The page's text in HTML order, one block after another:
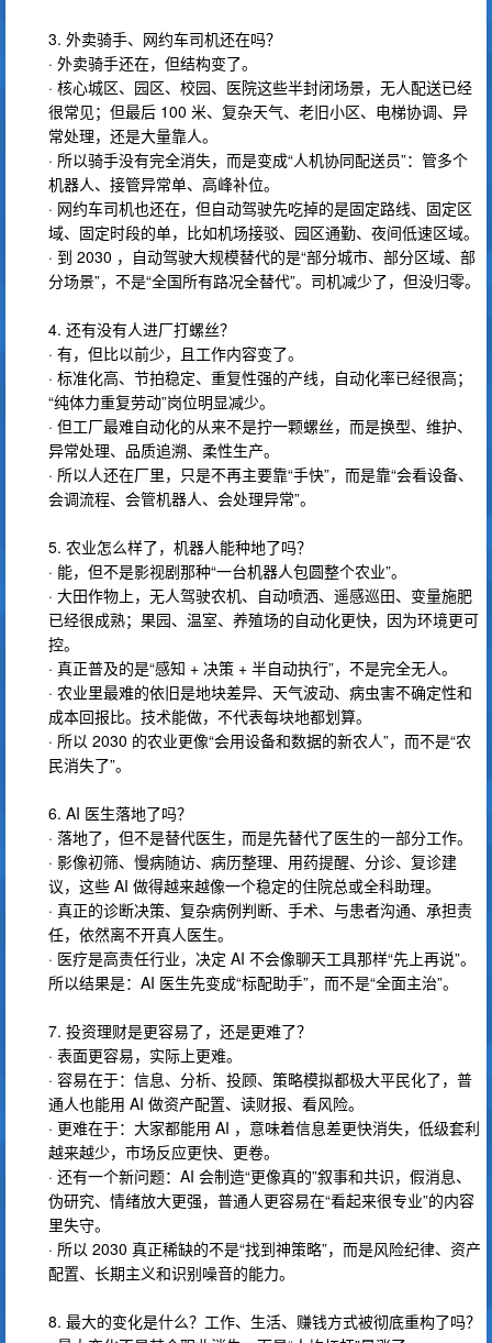
3. 外卖骑手、网约车司机还在吗？
· 外卖骑手还在，但结构变了。
· 核心城区、园区、校园、医院这些半封闭场景，无人配送已经
很常见；但最后 100 米、复杂天气、老旧小区、电梯协调、异
常处理，还是大量靠人。
· 所以骑手没有完全消失，而是变成“人机协同配送员”：管多个
机器人、接管异常单、高峰补位。
· 网约车司机也还在，但自动驾驶先吃掉的是固定路线、固定区
域、固定时段的单，比如机场接驳、园区通勤、夜间低速区域。
· 到 2030 ，自动驾驶大规模替代的是“部分城市、部分区域、部
分场景”，不是“全国所有路况全替代”。司机减少了，但没归零。
4. 还有没有人进厂打螺丝？
· 有，但比以前少，且工作内容变了。
· 标准化高、节拍稳定、重复性强的产线，自动化率已经很高；
“纯体力重复劳动”岗位明显减少。
· 但工厂最难自动化的从来不是拧一颗螺丝，而是换型、维护、
异常处理、品质追溯、柔性生产。
· 所以人还在厂里，只是不再主要靠“手快”，而是靠“会看设备、
会调流程、会管机器人、会处理异常”。
5. 农业怎么样了，机器人能种地了吗？
· 能，但不是影视剧那种“一台机器人包圆整个农业”。
· 大田作物上，无人驾驶农机、自动喷洒、遥感巡田、变量施肥
已经很成熟；果园、温室、养殖场的自动化更快，因为环境更可
控。
· 真正普及的是“感知 + 决策 + 半自动执行”，不是完全无人。
· 农业里最难的依旧是地块差异、天气波动、病虫害不确定性和
成本回报比。技术能做，不代表每块地都划算。
· 所以 2030 的农业更像“会用设备和数据的新农人”，而不是“农
民消失了”。
6. AI 医生落地了吗？
· 落地了，但不是替代医生，而是先替代了医生的一部分工作。
· 影像初筛、慢病随访、病历整理、用药提醒、分诊、复诊建
议，这些 AI 做得越来越像一个稳定的住院总或全科助理。
· 真正的诊断决策、复杂病例判断、手术、与患者沟通、承担责
任，依然离不开真人医生。
· 医疗是高责任行业，决定 AI 不会像聊天工具那样“先上再说”。
所以结果是：AI 医生先变成“标配助手”，而不是“全面主治”。
7. 投资理财是更容易了，还是更难了？
· 表面更容易，实际上更难。
· 容易在于：信息、分析、投顾、策略模拟都极大平民化了，普
通人也能用 AI 做资产配置、读财报、看风险。
· 更难在于：大家都能用 AI ，意味着信息差更快消失，低级套利
越来越少，市场反应更快、更卷。
· 还有一个新问题：AI 会制造“更像真的”叙事和共识，假消息、
伪研究、情绪放大更强，普通人更容易在“看起来很专业”的内容
里失守。
· 所以 2030 真正稀缺的不是“找到神策略”，而是风险纪律、资产
配置、长期主义和识别噪音的能力。
8. 最大的变化是什么？工作、生活、赚钱方式被彻底重构了吗？